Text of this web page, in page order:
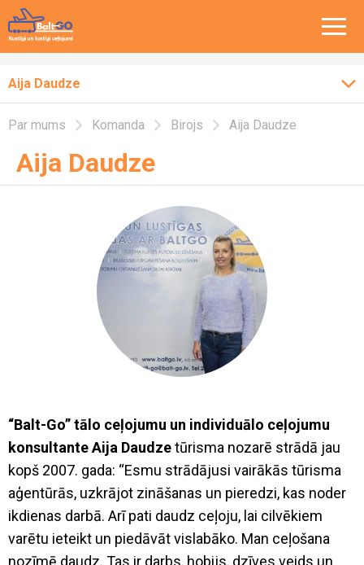
Aija Daudze
Par Balt-Go
Komanda
Klientu atsauksmes
Privātuma politika
Klienta līgums
Par mums Komanda Birojs Aija Daudze
Aija Daudze
“Balt-Go” tālo ceļojumu un individuālo ceļojumu
konsultante Aija Daudzetūrisma nozarē strādā jau
kopš 2007. gada: “Esmu strādājusi vairākās tūrisma
aģentūrās, uzkrājot zināšanas un pieredzi, kas noder
ikdienas darbā. Arī pati daudz ceļoju, lai cilvēkiem
varētu ieteikt un piedāvāt vislabāko. Man ceļošana
nozīmē daudz. Tas ir darbs, hobijs, dzīves veids un